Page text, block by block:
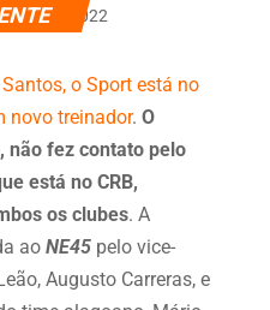
julho de 2022
o Sport está no
novo treinador. O
não fez contato pelo
está no CRB,
os clubes. A
ao NE45pelo vice-
Augusto Carreras, e